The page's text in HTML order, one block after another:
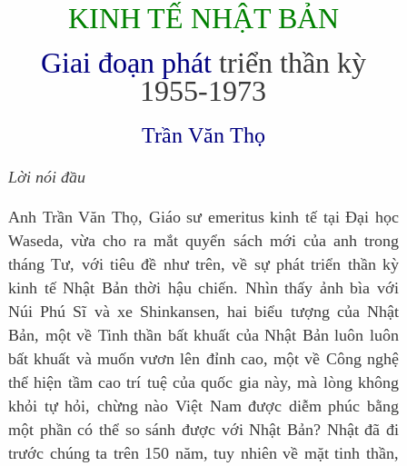
KINH TẾ NHẬT BẢN
Giai đoạn pháttriển thần kỳ
1955-1973
Trần Văn Thọ
Lời nói đầu
Anh Trần Văn Thọ, Giáo sư emeritus kinh tế tại Đại học
Waseda, vừa cho ra mắt quyển sách mới của anh trong
tháng Tư, với tiêu đề như trên, về sự phát triển thần kỳ
kinh tế Nhật Bản thời hậu chiến. Nhìn thấy ảnh bìa với
Núi Phú Sĩ và xe Shinkansen, hai biểu tượng của Nhật
Bản, một về Tinh thần bất khuất của Nhật Bản luôn luôn
bất khuất và muốn vươn lên đỉnh cao, một về Công nghệ
thể hiện tầm cao trí tuệ của quốc gia này, mà lòng không
khỏi tự hỏi, chừng nào Việt Nam được diễm phúc bằng
một phần có thể so sánh được với Nhật Bản? Nhật đã đi
trước chúng ta trên 150 năm, tuy nhiên về mặt tinh thần,